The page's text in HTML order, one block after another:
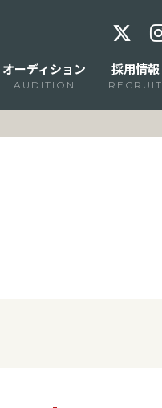
オーディション
AUDITION
採用情報
RECRUIT